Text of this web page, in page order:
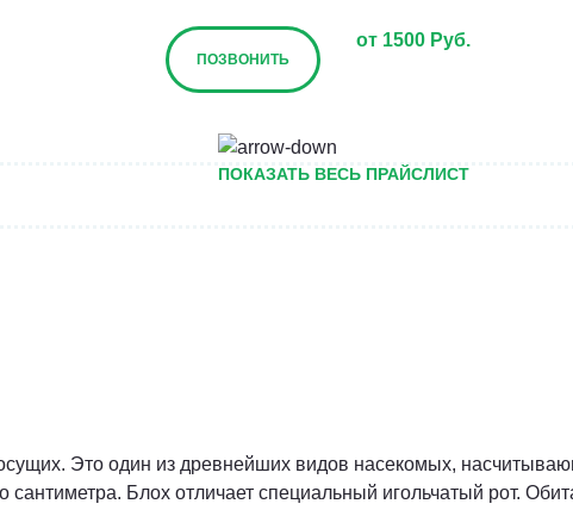
ПОЗВОНИТЬ
от 1500 Руб.
от 5000 руб.
ПОКАЗАТЬ ВЕСЬ ПРАЙСЛИСТ
Это один из древнейших видов насекомых,
Блох отличает специальный игольчатый рот.